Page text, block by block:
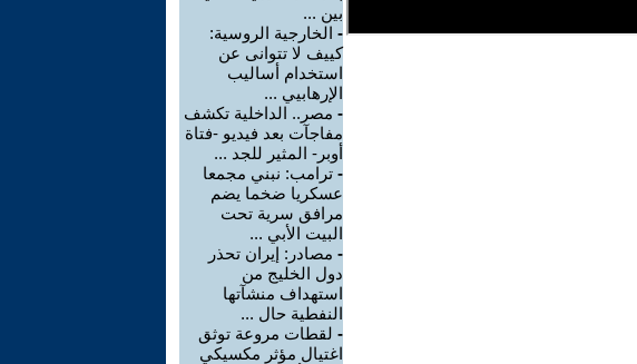
بين ...
- الخارجية الروسية:
كييف لا تتوانى عن
استخدام أساليب
الإرهابيي ...
- مصر.. الداخلية تكشف
مفاجآت بعد فيديو -فتاة
أوبر- المثير للجد ...
- ترامب: نبني مجمعا
عسكريا ضخما يضم
مرافق سرية تحت
البيت الأبي ...
- مصادر: إيران تحذر
دول الخليج من
استهداف منشآتها
النفطية حال ...
- لقطات مروعة توثق
اغتيال مؤثر مكسيكي